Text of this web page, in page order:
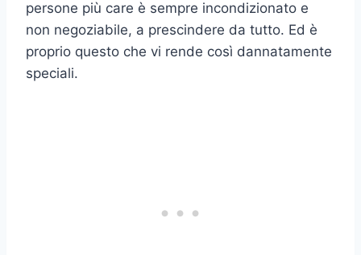
persone più care è sempre incondizionato e
non negoziabile, a prescindere da tutto. Ed è
proprio questo che vi rende così dannatamente
speciali.